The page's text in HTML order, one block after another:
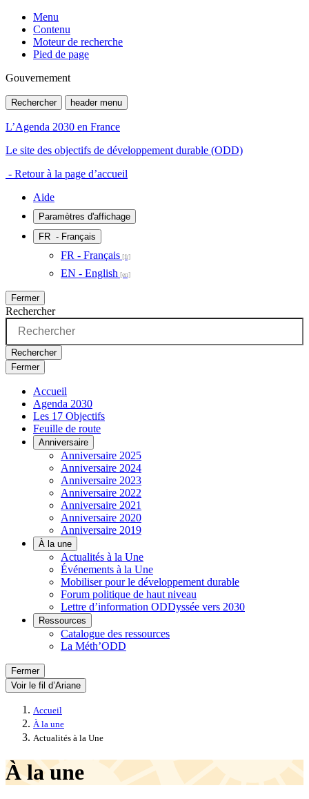
Menu
Contenu
Moteur de recherche
Pied de page
Gouvernement
Rechercher header menu
L’Agenda 2030 en France
Le site des objectifs de développement durable (ODD)
- Retour à la page d’accueil
Aide
Paramètres d'affichage
FR - Français
FR - Français
EN - English
Fermer
Rechercher
Rechercher
Fermer
Accueil
Agenda 2030
Les 17 Objectifs
Feuille de route
Anniversaire
Anniversaire 2025
Anniversaire 2024
Anniversaire 2023
Anniversaire 2022
Anniversaire 2021
Anniversaire 2020
Anniversaire 2019
À la une
Actualités à la Une
Événements à la Une
Mobiliser pour le développement durable
Forum politique de haut niveau
Lettre d’information ODDyssée vers 2030
Ressources
Catalogue des ressources
La Méth’ODD
Fermer
Voir le fil d’Ariane
Accueil
À la une
Actualités à la Une
À la une